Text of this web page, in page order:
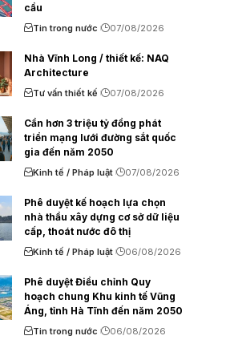
cầu
Tin trong nước 07/08/2026
Nhà Vĩnh Long / thiết kế: NAQ
Architecture
Tư vấn thiết kế 07/08/2026
Cần hơn 3 triệu tỷ đồng phát
triển mạng lưới đường sắt quốc
gia đến năm 2050
Kinh tế / Pháp luật 07/08/2026
Phê duyệt kế hoạch lựa chọn
nhà thầu xây dựng cơ sở dữ liệu
cấp, thoát nước đô thị
Kinh tế / Pháp luật 06/08/2026
Phê duyệt Điều chỉnh Quy
hoạch chung Khu kinh tế Vũng
Áng, tỉnh Hà Tĩnh đến năm 2050
Tin trong nước 06/08/2026